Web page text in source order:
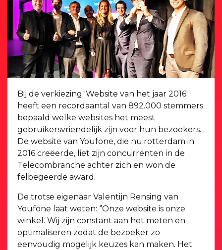
Bij de verkiezing 'Website van het jaar 2016'
heeft een recordaantal van 892.000 stemmers
bepaald welke websites het meest
gebruikersvriendelijk zijn voor hun bezoekers.
De website van Youfone, die nu:rotterdam in
2016 creëerde, liet zijn concurrenten in de
Telecombranche achter zich en won de
felbegeerde award.
De trotse eigenaar Valentijn Rensing van
Youfone laat weten: ‘’Onze website is onze
winkel. Wij zijn constant aan het meten en
optimaliseren zodat de bezoeker zo
eenvoudig mogelijk keuzes kan maken. Het